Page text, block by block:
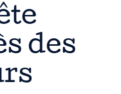
des